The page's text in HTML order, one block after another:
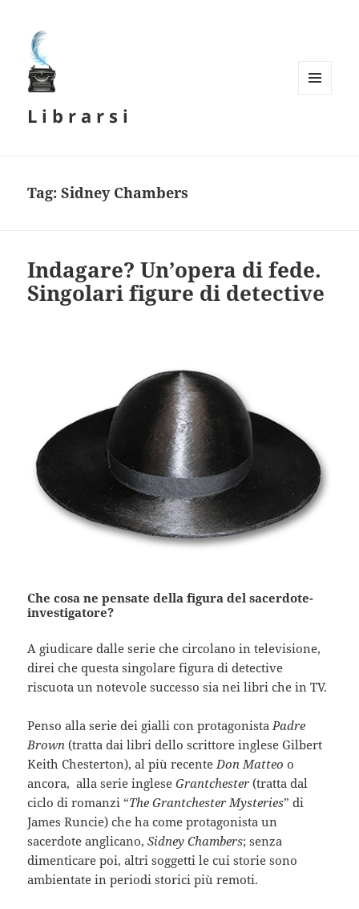
L i b r a r s i
Tag:Sidney Chambers
Indagare? Un’opera di fede.
Singolari figure di detective
Che cosa ne pensate della figura del sacerdote-
investigatore?
A giudicare dalle serie che circolano in televisione,
direi che questa singolare figura di detective
riscuota un notevole successo sia nei libri che in TV.
Penso alla serie dei gialli con protagonistaPadre
Brown (tratta dai libri dello scrittore inglese Gilbert
Keith Chesterton), al più recenteDon Matteoo
ancora, alla serie ingleseGrantchester (tratta dal
ciclo di romanzi “The Grantchester Mysteries” di
James Runcie) che ha come protagonista un
sacerdote anglicano,Sidney Chambers; senza
dimenticare poi, altri soggetti le cui storie sono
ambientate in periodi storici più remoti.